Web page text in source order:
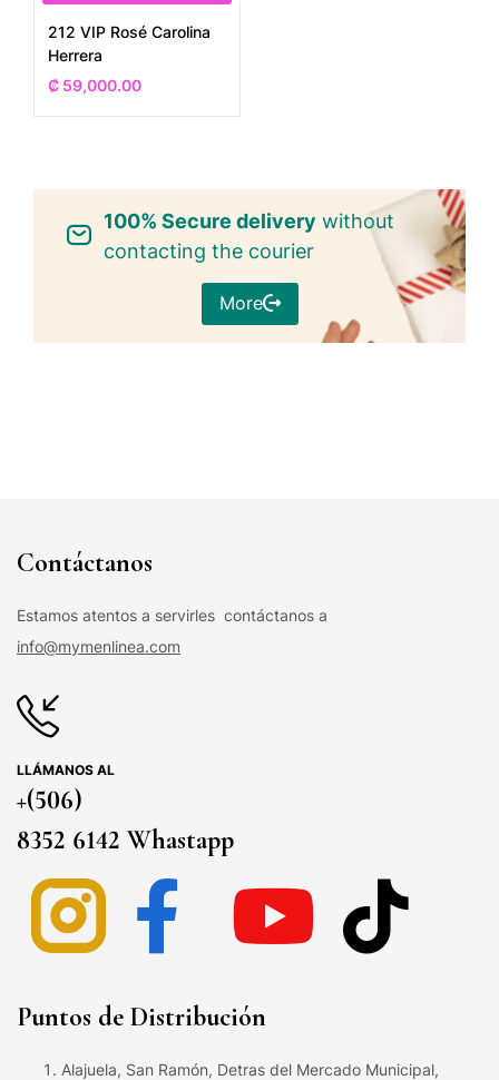
212 VIP Rosé Carolina
Herrera
₡ 59,000.00
100% Secure delivery without
contacting the courier
More
Contáctanos
Estamos atentos a servirles contáctanos a
info@mymenlinea.com
LLÁMANOS AL
+(506)
8352 6142 Whastapp
Puntos de Distribución
Alajuela, San Ramón, Detras del Mercado Municipal,